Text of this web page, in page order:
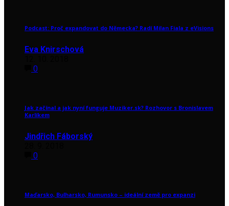
Podcast: Proč expandovat do Německa? Radí Milan Fiala z eVisions
Eva Knirschová
0
Jak začínal a jak nyní funguje Muziker.sk? Rozhovor s Bronislavem
Karlíkem
Jindřich Fáborský
0
Maďarsko, Bulharsko, Rumunsko – ideální země pro expanzi